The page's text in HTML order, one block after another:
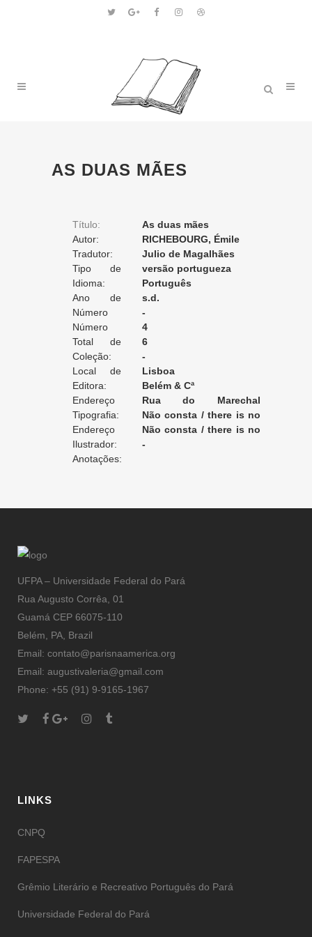
AS DUAS MÃES
Título:
As duas mães
Autor:
RICHEBOURG, Émile
Tradutor:
Julio de Magalhães
Tipo de
Tradução:
versão portugueza
Idioma:
Português
Ano de
Edição:
s.d.
Número
da Edição:
-
Número
do Volume:
4
Total de
Volumes:
6
Coleção:
-
Local de
Edição:
Lisboa
Editora:
Belém & Cª
Endereço
da Editora:
Rua do Marechal
Saldanha, 26
Tipografia:
Não consta / there is no
record / non enregistré
Endereço
da Tipografia:
Não consta / there is no
record / non enregistré
Ilustrador:
-
Anotações:
UFPA – Universidade Federal do Pará
Rua Augusto Corrêa, 01
Guamá CEP 66075-110
Belém, PA, Brazil
Email: contato@parisnaamerica.org
Email: augustivaleria@gmail.com
Phone: +55 (91) 9-9165-1967
LINKS
CNPQ
FAPESPA
Grêmio Literário e Recreativo Português do Pará
Universidade Federal do Pará